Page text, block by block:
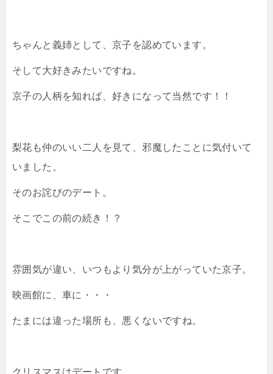
ちゃんと義姉として、京子を認めています。
そして大好きみたいですね。
京子の人柄を知れば、好きになって当然です！！
梨花も仲のいい二人を見て、邪魔したことに気付いて
いました。
そのお詫びのデート。
そこでこの前の続き！？
雰囲気が違い、いつもより気分が上がっていた京子。
映画館に、車に・・・
たまには違った場所も、悪くないですね。